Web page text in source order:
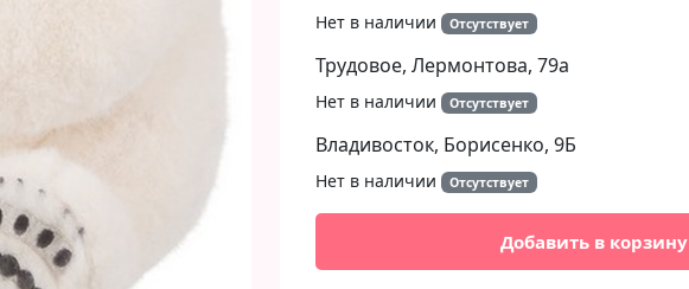
Нет в наличии Отсутствует
Трудовое, Лермонтова, 79а
Нет в наличии Отсутствует
Владивосток, Борисенко, 9Б​
Нет в наличии Отсутствует
Добавить в корзину